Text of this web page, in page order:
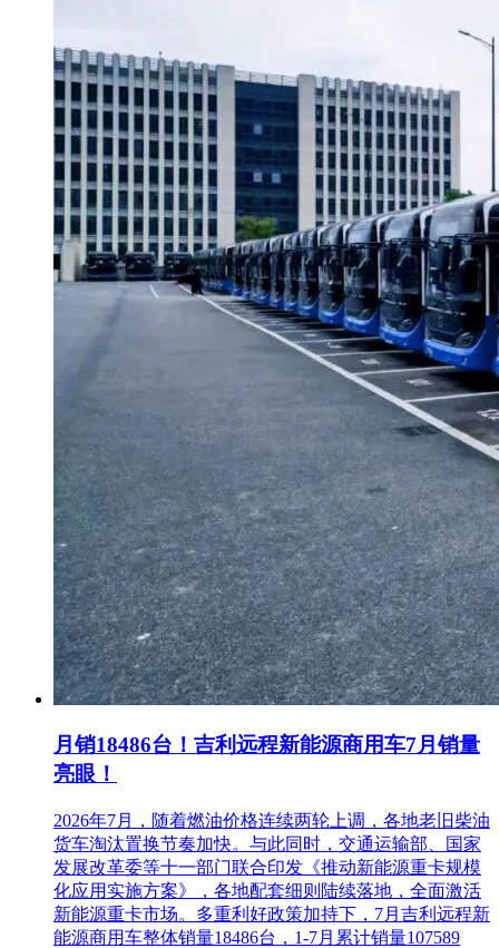
月销18486台！吉利远程新能源商用车7月销量
亮眼！
2026年7月，随着燃油价格连续两轮上调，各地老旧柴油
货车淘汰置换节奏加快。与此同时，交通运输部、国家
发展改革委等十一部门联合印发《推动新能源重卡规模
化应用实施方案》，各地配套细则陆续落地，全面激活
新能源重卡市场。多重利好政策加持下，7月吉利远程新
能源商用车整体销量18486台，1-7月累计销量107589